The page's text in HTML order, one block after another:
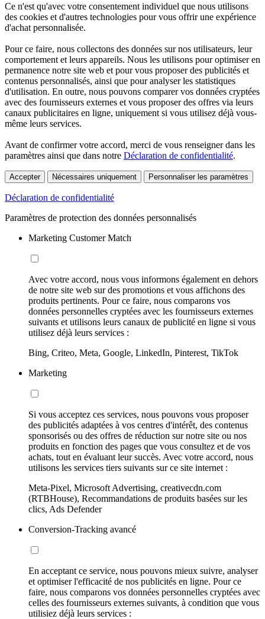
Ce n'est qu'avec votre consentement individuel que nous utilisons
des cookies et d'autres technologies pour vous offrir une expérience
d'achat personnalisée.
Pour ce faire, nous collectons des données sur nos utilisateurs, leur
comportement et leurs appareils. Nous les utilisons pour optimiser en
permanence notre site web et pour vous proposer des publicités et
contenus personnalisés, ainsi que pour analyser les statistiques
d'utilisation. En outre, nous pouvons comparer vos données cryptées
avec des fournisseurs externes et vous proposer des offres via leurs
canaux publicitaires en ligne, uniquement si vous utilisez déjà vous-
même leurs services.
Avant de confirmer votre accord, merci de vous renseigner dans les
paramètres ainsi que dans notre Déclaration de confidentialité.
Accepter Nécessaires uniquement Personnaliser les paramètres
Déclaration de confidentialité
Paramètres de protection des données personnalisés
Marketing Customer Match
Avec votre accord, nous vous informons également en dehors
de notre site web sur des promotions et vous affichons des
produits pertinents. Pour ce faire, nous comparons vos
données personnelles cryptées avec les fournisseurs externes
suivants et utilisons leurs canaux de publicité en ligne si vous
utilisez déjà leurs services :
Bing, Criteo, Meta, Google, LinkedIn, Pinterest, TikTok
Marketing
Si vous acceptez ces services, nous pouvons vous proposer
des publicités adaptées à vos centres d'intérêt, des contenus
sponsorisés ou des offres de réduction sur notre site ou nos
produits en fonction des pages que vous consultez et de vos
achats, tout en évaluant leur succès. Avec votre accord, nous
utilisons les services tiers suivants sur ce site internet :
Meta-Pixel, Microsoft Advertising, creativecdn.com
(RTBHouse), Recommandations de produits basées sur les
clics, Ads Defender
Conversion-Tracking avancé
En acceptant ce service, nous pouvons mieux suivre, analyser
et optimiser l'efficacité de nos publicités en ligne. Pour ce
faire, nous comparons vos données personnelles cryptées avec
celles des fournisseurs externes suivants, à condition que vous
utilisiez déjà leurs services :